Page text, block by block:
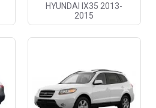
HYUNDAI IX35 2013-
2015